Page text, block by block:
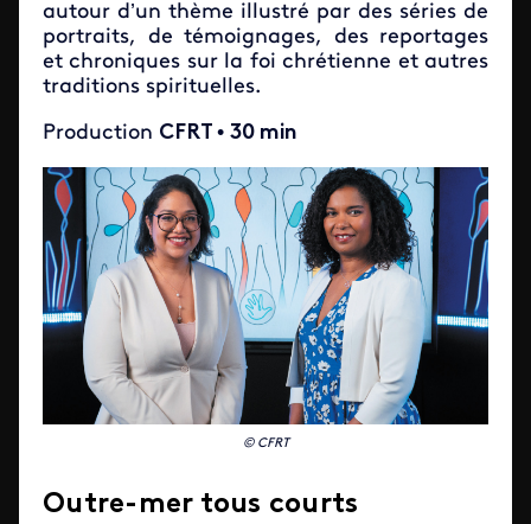
autour d’un thème illustré par des séries de
portraits, de témoignages, des reportages
et chroniques sur la foi chrétienne et autres
traditions spirituelles.
Production CFRT • 30 min
© CFRT
Outre-mer tous courts